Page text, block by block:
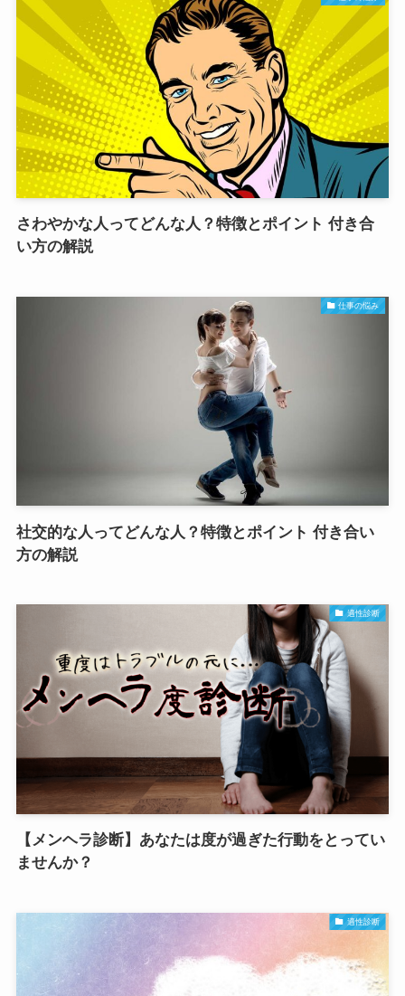
さわやかな人ってどんな人？特徴とポイント 付き合
い方の解説
仕事の悩み
社交的な人ってどんな人？特徴とポイント 付き合い
方の解説
適性診断
【メンヘラ診断】あなたは度が過ぎた行動をとってい
ませんか？
適性診断